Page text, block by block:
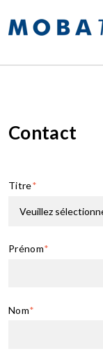
Contact
Titre*
Prénom*
Nom*